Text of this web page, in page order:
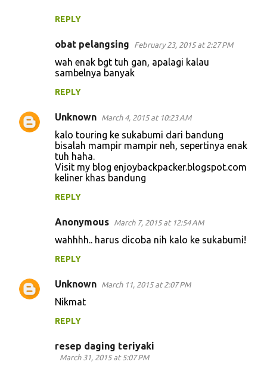
REPLY
obat pelangsing February 23, 2015 at 2:27 PM
wah enak bgt tuh gan, apalagi kalau
sambelnya banyak
REPLY
Unknown March 4, 2015 at 10:23 AM
kalo touring ke sukabumi dari bandung
bisalah mampir mampir neh, sepertinya enak
tuh haha.
Visit my blog enjoybackpacker.blogspot.com
keliner khas bandung
REPLY
Anonymous March 7, 2015 at 12:54 AM
wahhhh.. harus dicoba nih kalo ke sukabumi!
REPLY
Unknown March 11, 2015 at 2:07 PM
Nikmat
REPLY
resep daging teriyaki
March 31, 2015 at 5:07 PM